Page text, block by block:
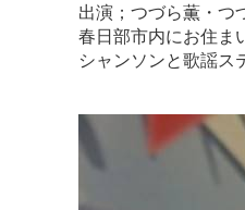
出演；つづら薫・つ
春日部市内にお住ま
シャンソンと歌謡ス